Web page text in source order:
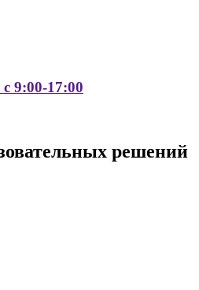
9:00-17:00
решений